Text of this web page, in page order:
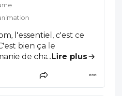
l'essentiel, c'est ce
de changer (le
prononce pas comme
... Lire plus